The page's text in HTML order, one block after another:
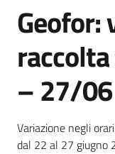
Geofor:
– 27/06
Dettagli
Variazione negli
dal 22 al 27 giugno